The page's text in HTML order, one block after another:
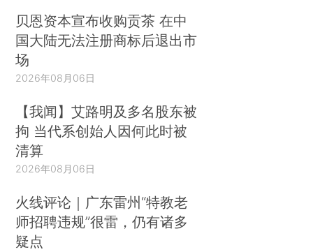
贝恩资本宣布收购贡茶 在中
国大陆无法注册商标后退出市
场
2026年08月06日
【我闻】艾路明及多名股东被
拘 当代系创始人因何此时被
清算
2026年08月06日
火线评论｜广东雷州“特教老
师招聘违规”很雷，仍有诸多
疑点